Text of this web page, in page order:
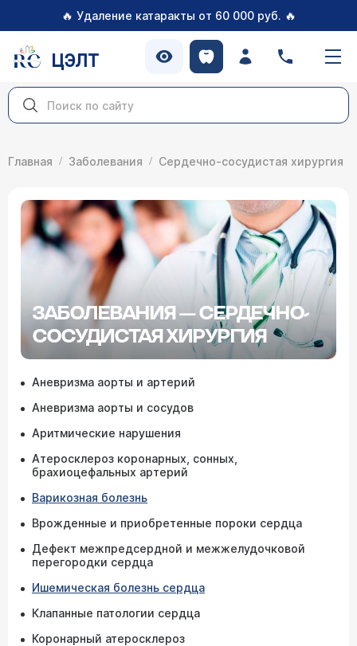
🔥 Удаление катаракты от 60 000 руб. 🔥
ЦЭЛТ
Главная Заболевания Сердечно-сосудистая хирургия
ЗАБОЛЕВАНИЯ — СЕРДЕЧНО-
СОСУДИСТАЯ ХИРУРГИЯ
Аневризма аорты и артерий
Аневризма аорты и сосудов
Аритмические нарушения
Атеросклероз коронарных, сонных,
брахиоцефальных артерий
Варикозная болезнь
Врожденные и приобретенные пороки сердца
Дефект межпредсердной и межжелудочковой
перегородки сердца
Ишемическая болезнь сердца
Клапанные патологии сердца
Коронарный атеросклероз